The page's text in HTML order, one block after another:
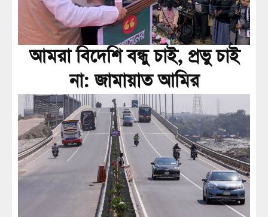
আমরা বিদেশি বন্ধু চাই, প্রভু চাই
না: জামায়াত আমির